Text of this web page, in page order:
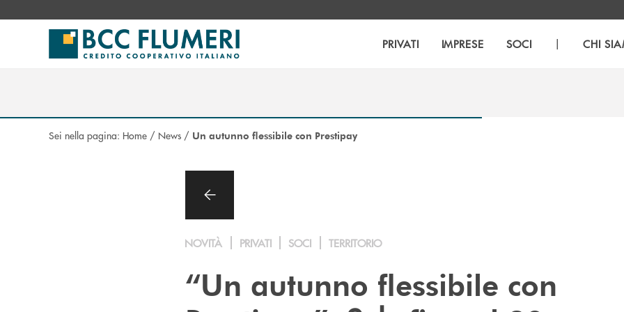
PRIVATI IMPRESE SOCI | CHI
Sei nella pagina: Home / News / Un autunno flessibile con Prestipay
NOVITÀ PRIVATI SOCI TERRITORIO
“Un autunno flessibile con